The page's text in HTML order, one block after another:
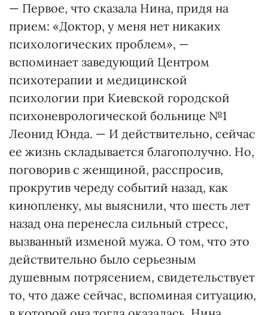
— Первое, что сказала Нина, придя на
прием: «Доктор, у меня нет никаких
психологических проблем», —
вспоминает заведующий Центром
психотерапии и медицинской
психологии при Киевской городской
психоневрологической больнице №1
Леонид Юнда. — И действительно, сейчас
ее жизнь складывается благополучно. Но,
поговорив с женщиной, расспросив,
прокрутив череду событий назад, как
кинопленку, мы выяснили, что шесть лет
назад она перенесла сильный стресс,
вызванный изменой мужа. О том, что это
действительно было серьезным
душевным потрясением, свидетельствует
то, что даже сейчас, вспоминая ситуацию,